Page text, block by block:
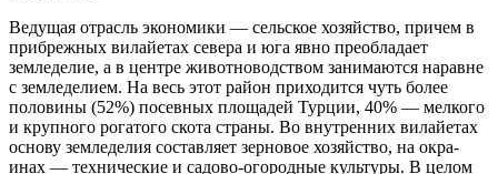
Ведущая отрасль эко­номики — сельское хозяйство, причем в
прибрежных вилайетах севера и юга явно преобладает
земледелие, а в центре животноводством занимаются наравне
с земледелием. На весь этот район прихо­дится чуть более
половины (52%) посев­ных площадей Турции, 40% — мелкого
и крупного рогатого скота страны. Во вну­тренних вилайетах
основу земледелия со­ставляет зерновое хозяйство, на окра­
инах — технические и садово-огородные культуры. В целом